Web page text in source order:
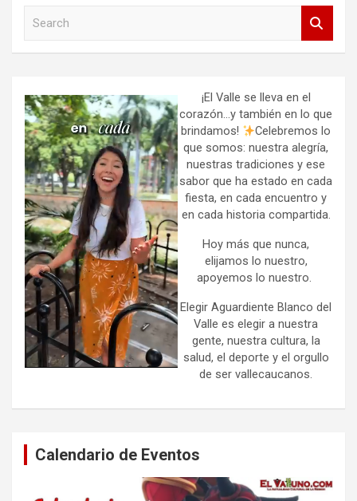
h
¡El Valle se lleva en el
corazón…y también en lo que
brindamos!
Celebremos lo
que somos: nuestra alegría,
nuestras tradiciones y ese
sabor que ha estado en cada
fiesta, en cada encuentro y
en cada historia compartida.
Hoy más que nunca,
elijamos lo nuestro,
apoyemos lo nuestro.
Elegir Aguardiente Blanco del
Valle es elegir a nuestra
gente, nuestra cultura, la
salud, el deporte y el orgullo
de ser vallecaucanos.
Calendario de Eventos